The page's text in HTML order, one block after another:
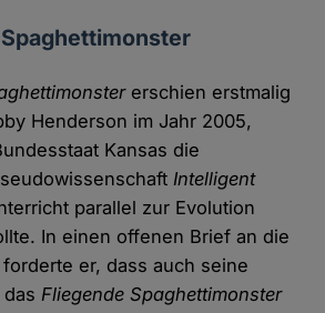
erschien erstmalig
Henderson im Jahr 2005,
Kansas die
Intelligent
parallel zur Evolution
In einen offenen Brief an die
er, dass auch seine
Fliegende Spaghettimonster